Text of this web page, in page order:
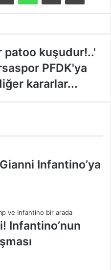
patoo kuşudur!..'
PFDK'ya
kararlar...
Infantino’ya
Infantino’nun